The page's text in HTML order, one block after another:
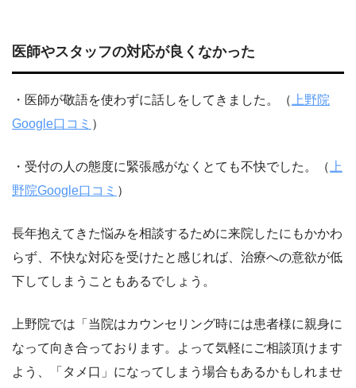
医師やスタッフの対応が良くなかった
・医師が敬語を使わずに話しをしてきました。（ 上野院
Google口コミ ）
・受付の人の態度に緊張感がなくとても不快でした。（ 上
野院Google口コミ ）
長年抱えてきた悩みを相談するために来院したにもかかわ
らず、不快な対応を受けたと感じれば、治療への意欲が低
下してしまうこともあるでしょう。
上野院では「当院はカウンセリング時には患者様に親身に
なって向き合っております。よって気軽にご相談頂けます
よう、「タメ口」になってしまう場合もあるかもしれませ